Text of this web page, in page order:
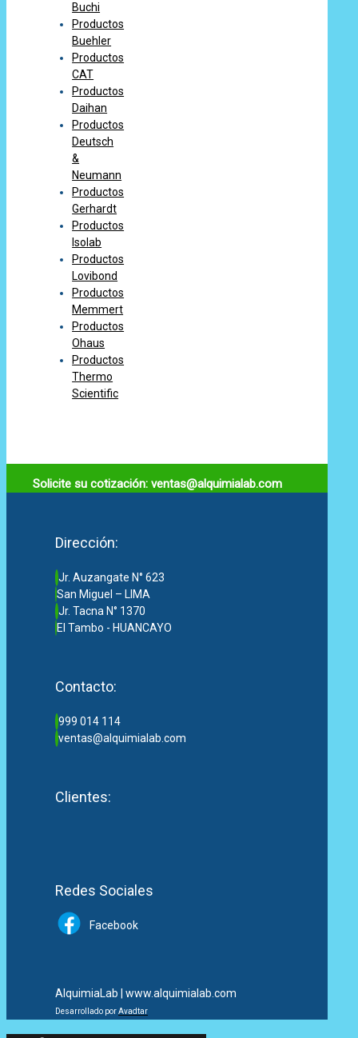
Buchi
Productos
Buehler
Productos
CAT
Productos
Daihan
Productos
Deutsch
&
Neumann
Productos
Gerhardt
Productos
Isolab
Productos
Lovibond
Productos
Memmert
Productos
Ohaus
Productos
Thermo
Scientific
Solicite su cotización: ventas@alquimialab.com
Dirección:
Jr. Auzangate N° 623
San Miguel – LIMA
Jr. Tacna N° 1370
El Tambo - HUANCAYO
Contacto:
999 014 114
ventas@alquimialab.com
Clientes:
Redes Sociales
Facebook
AlquimiaLab | www.alquimialab.com
Desarrollado porAvadtar